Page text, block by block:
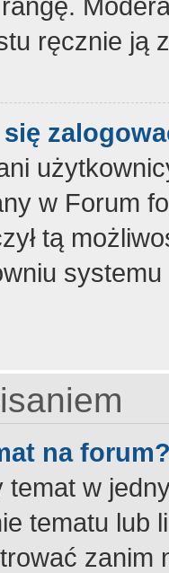
ręcznie ją
się
w Forum
tą
na
w
tematu lub